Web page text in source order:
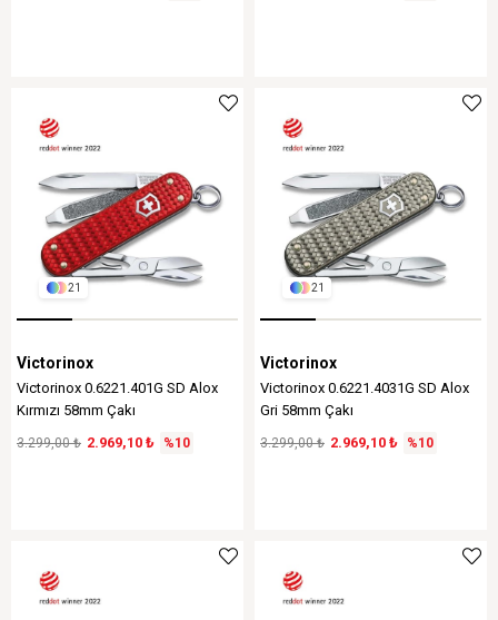
21
Victorinox
Victorinox 0.6221.401G SD Alox
Kırmızı 58mm Çakı
2.969,10 ₺
3.299,00 ₺ %10
21
Victorinox
Victorinox 0.6221.4031G SD Alox
Gri 58mm Çakı
2.969,10 ₺
3.299,00 ₺ %10